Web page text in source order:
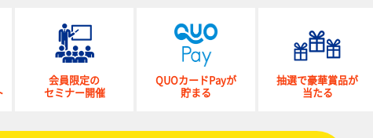
会員限定の
セミナー開催
QUOカードPayが
貯まる
抽選で豪華賞品が
当たる